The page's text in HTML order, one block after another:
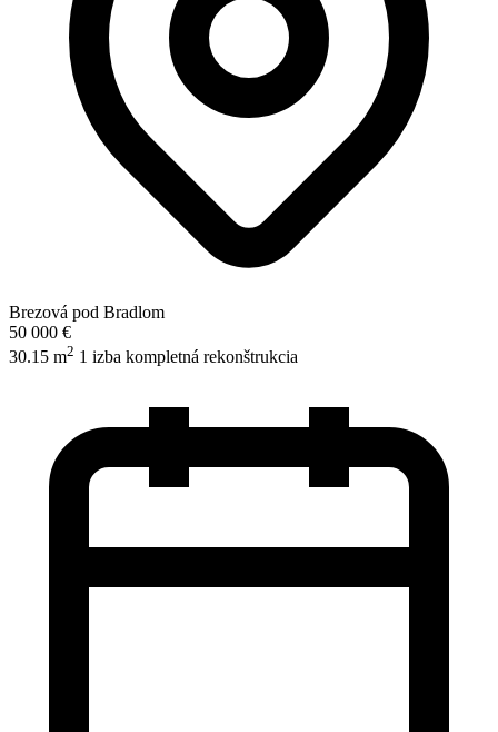
Brezová pod Bradlom
50 000 €
30.15 m2 1 izba kompletná rekonštrukcia